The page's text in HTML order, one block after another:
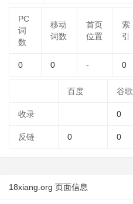
PC
词
数
移动
词数
首页
位置
索
引
0 0 - 0
百度 谷歌
收录 0
反链 0 0
18xiang.org 页面信息